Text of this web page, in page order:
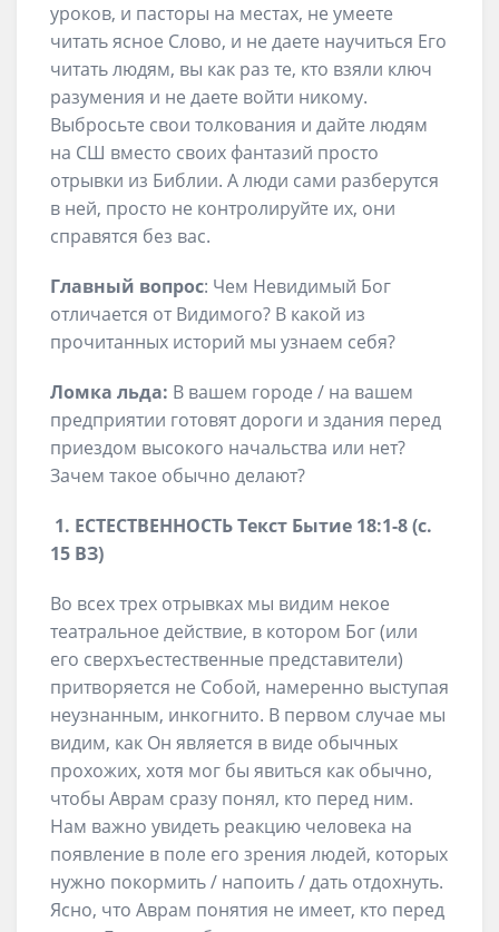
уроков, и пасторы на местах, не умеете
читать ясное Слово, и не даете научиться Его
читать людям, вы как раз те, кто взяли ключ
разумения и не даете войти никому.
Выбросьте свои толкования и дайте людям
на СШ вместо своих фантазий просто
отрывки из Библии. А люди сами разберутся
в ней, просто не контролируйте их, они
справятся без вас.
Главный вопрос: Чем Невидимый Бог
отличается от Видимого? В какой из
прочитанных историй мы узнаем себя?
Ломка льда: В вашем городе / на вашем
предприятии готовят дороги и здания перед
приездом высокого начальства или нет?
Зачем такое обычно делают?
1. ЕСТЕСТВЕННОСТЬ Текст Бытие 18:1-8 (с.
15 ВЗ)
Во всех трех отрывках мы видим некое
театральное действие, в котором Бог (или
его сверхъестественные представители)
притворяется не Собой, намеренно выступая
неузнанным, инкогнито. В первом случае мы
видим, как Он является в виде обычных
прохожих, хотя мог бы явиться как обычно,
чтобы Аврам сразу понял, кто перед ним.
Нам важно увидеть реакцию человека на
появление в поле его зрения людей, которых
нужно покормить / напоить / дать отдохнуть.
Ясно, что Аврам понятия не имеет, кто перед